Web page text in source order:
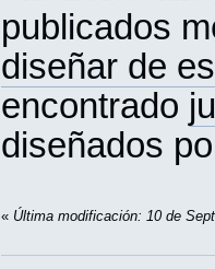
publicados
diseñar de
encontrado
diseñados
« Última modificación: 10 de